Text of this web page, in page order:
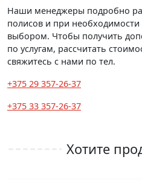
Наши менеджеры подробно
полисов и при необходимости
выбором. Чтобы получить
по услугам, рассчитать
свяжитесь с нами по тел.
+375 29 357-26-37
+375 33 357-26-37
Хотите